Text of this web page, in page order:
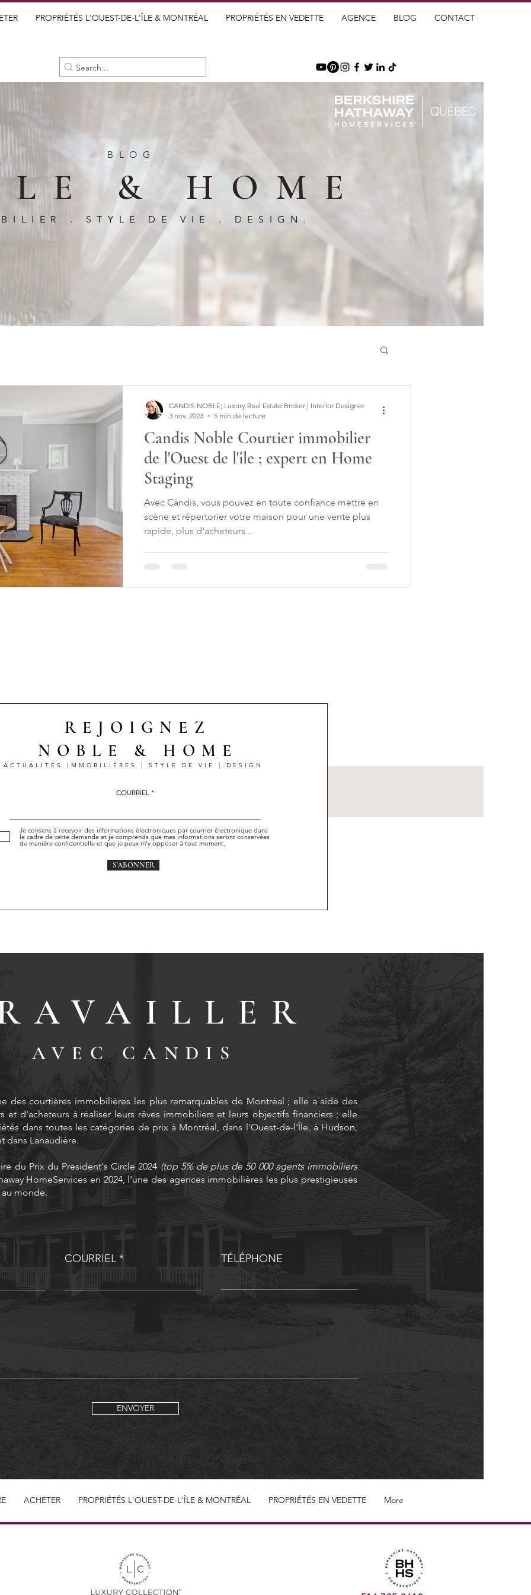
PROPRIÉTÉS L'OUEST-DE-L'ÎLE & MONTRÉAL PROPRIÉTÉS EN VEDETTE AGENCE BLOG CONTACT
BLOG
& HOME
. STYLE DE VIE . DESIGN.
Candis Noble Courtier immobilier
de l'Ouest de l'île ; expert en Home
Staging
Avec Candis, vous pouvez en toute confiance mettre en
scène et répertorier votre maison pour une vente plus
rapide, plus d'acheteurs...
CANDIS NOBLE; Luxury Real Estate Broker | Interior Designer
3 nov. 2023
5 min de lecture
REJOIGNEZ
NOBLE & HOME
ACTUALITÉS IMMOBILIÈRES | STYLE DE VIE | DESIGN
COURRIEL
Je consens à recevoir des informations électroniques par courrier électronique dans
le cadre de cette demande et je comprends que mes informations seront conservées
de manière confidentielle et que je peux m'y opposer à tout moment.
S'ABONNER
AVE C CANDIS
des courtières immobilières les plus remarquables de Montréal ; elle a aidé des
et d'acheteurs à réaliser leurs rêves immobiliers et leurs objectifs financiers ; elle
dans toutes les catégories de prix à Montréal, dans l'Ouest-de-l'Île, à Hudson,
dans Lanaudière.
du Prix du President's Circle 2024 (top 5% de plus de 50 000 agents immobiliers
HomeServices en 2024, l'une des agences immobilières les plus prestigieuses
monde.
COURRIEL TÉLÉPHONE
ENVOYER
ACHETER PROPRIÉTÉS L'OUEST-DE-L'ÎLE & MONTRÉAL PROPRIÉTÉS EN VEDETTE More